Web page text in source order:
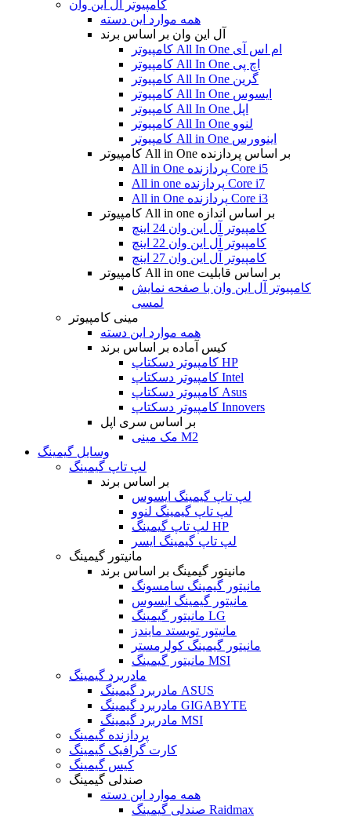
کامپیوتر آل این وان
همه موارد این دسته
آل این وان بر اساس برند
کامپیوتر All In One ام اس آی
کامپیوتر All In One اچ پی
کامپیوتر All In One گرین
کامپیوتر All In One ایسوس
کامپیوتر All In One اپل
کامپیوتر All In One لنوو
کامپیوتر All in One اینوورس
کامپیوتر All in One بر اساس پردازنده
All in One پردازنده Core i5
All in one پردازنده Core i7
All in One پردازنده Core i3
کامپیوتر All in one بر اساس اندازه
کامپیوتر آل این وان 24 اینچ
کامپیوتر آل این وان 22 اینچ
کامپیوتر آل این وان 27 اینچ
کامپیوتر All in one بر اساس قابلیت
کامپیوتر آل این وان با صفحه نمایش
لمسی
مینی کامپیوتر
همه موارد این دسته
کیس آماده بر اساس برند
کامپیوتر دسکتاپ HP
کامپیوتر دسکتاپ Intel
کامپیوتر دسکتاپ Asus
کامپیوتر دسکتاپ Innovers
بر اساس سری اپل
مک مینی M2
وسایل گیمینگ
لپ تاپ گیمینگ
بر اساس برند
لپ تاپ گیمینگ ایسوس
لپ تاپ گیمینگ لنوو
لپ تاپ گیمینگ HP
لپ تاپ گیمینگ ایسر
مانیتور گیمینگ
مانیتور گیمینگ بر اساس برند
مانیتور گیمینگ سامسونگ
مانیتور گیمینگ ایسوس
مانیتور گیمینگ LG
مانیتور تویستد مایندز
مانیتور گیمینگ کولرمستر
مانیتور گیمینگ MSI
مادربرد گیمینگ
مادربرد گیمینگ ASUS
مادربرد گیمینگ GIGABYTE
مادربرد گیمینگ MSI
پردازنده گیمینگ
کارت گرافیک گیمینگ
کیس گیمینگ
صندلی گیمینگ
همه موارد این دسته
صندلی گیمینگ Raidmax